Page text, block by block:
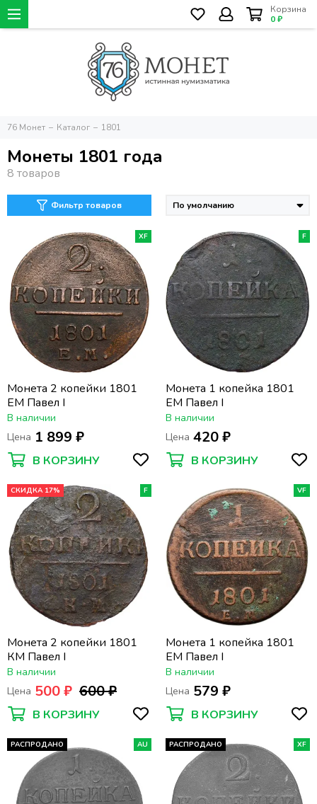
Корзина
0 ₽
76 Монет Каталог 1801
Монеты 1801 года
Фильтр товаров
XF
Монета 2 копейки 1801
ЕМ Павел I
В наличии
Цена 1 899 ₽
В КОРЗИНУ
F
Монета 1 копейка 1801
ЕМ Павел I
В наличии
Цена 420 ₽
В КОРЗИНУ
СКИДКА 17% F
Монета 2 копейки 1801
КМ Павел I
В наличии
Цена 500 ₽ 600 ₽
В КОРЗИНУ
VF
Монета 1 копейка 1801
ЕМ Павел I
В наличии
Цена 579 ₽
В КОРЗИНУ
РАСПРОДАНО AU РАСПРОДАНО XF